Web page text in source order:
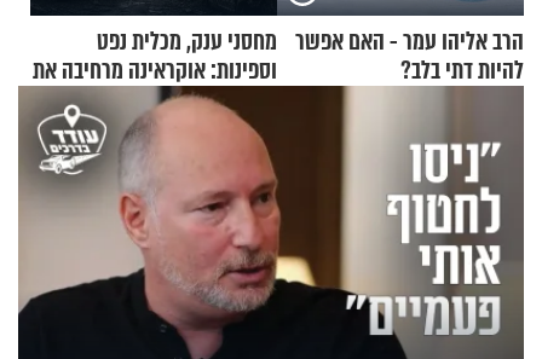
הרב אליהו עמר - האם אפשר
להיות דתי בלב?
מחסני ענק, מכלית נפט
וספינות: אוקראינה מרחיבה את
התקיפות בעומק רוסיה